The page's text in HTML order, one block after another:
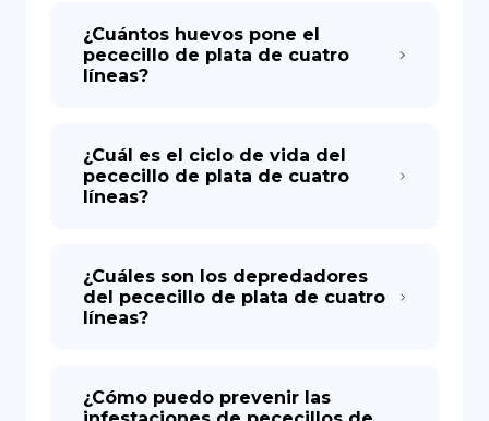
¿Cuántos huevos pone el
pececillo de plata de cuatro
líneas?
¿Cuál es el ciclo de vida del
pececillo de plata de cuatro
líneas?
¿Cuáles son los depredadores
del pececillo de plata de cuatro
líneas?
¿Cómo puedo prevenir las